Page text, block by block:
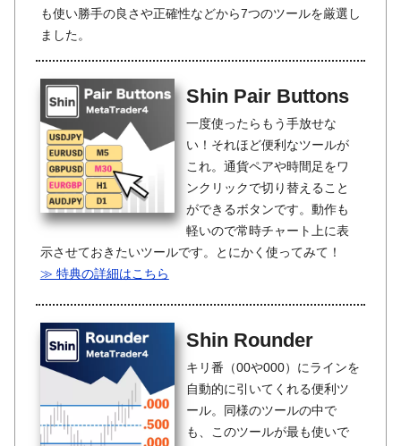
も使い勝手の良さや正確性などから7つのツールを厳選し
ました。
Shin Pair Buttons
一度使ったらもう手放せな
い！それほど便利なツールが
これ。通貨ペアや時間足をワ
ンクリックで切り替えること
ができるボタンです。動作も
軽いので常時チャート上に表
示させておきたいツールです。とにかく使ってみて！
≫ 特典の詳細はこちら
Shin Rounder
キリ番（00や000）にラインを
自動的に引いてくれる便利ツ
ール。同様のツールの中で
も、このツールが最も使いで